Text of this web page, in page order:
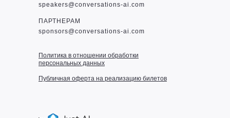
Политика в отношении обработки
персональных данных
Публичная оферта на реализацию билетов
speakers@conversations-ai.com
ПАРТНЕРАМ
sponsors@conversations-ai.com